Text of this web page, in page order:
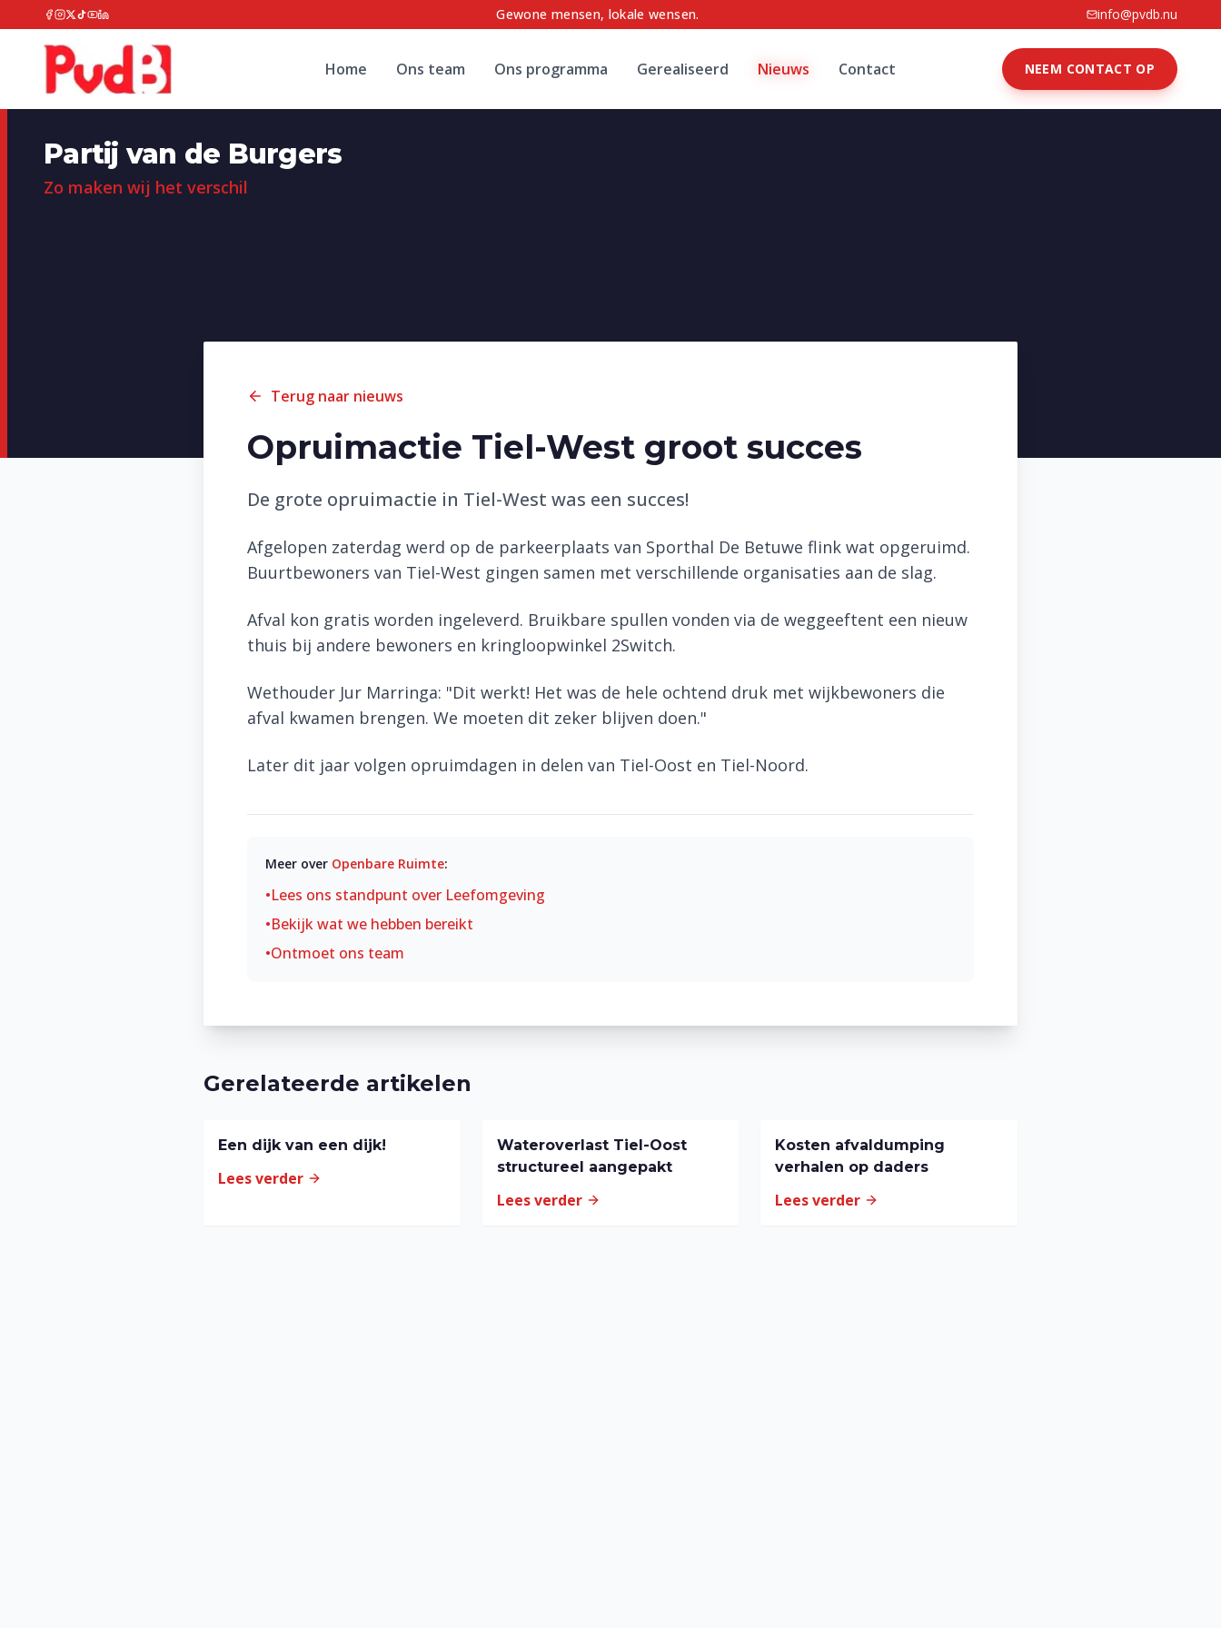
Gewone mensen, lokale wensen. info@pvdb.nu
Home Ons team Ons programma Gerealiseerd Nieuws Contact NEEM CONTACT OP
Partij van de Burgers
Zo maken wij het verschil
Terug naar nieuws
Opruimactie Tiel-West groot succes
De grote opruimactie in Tiel-West was een succes!
Afgelopen zaterdag werd op de parkeerplaats van Sporthal De Betuwe flink wat opgeruimd.
Buurtbewoners van Tiel-West gingen samen met verschillende organisaties aan de slag.
Afval kon gratis worden ingeleverd. Bruikbare spullen vonden via de weggeeftent een nieuw
thuis bij andere bewoners en kringloopwinkel 2Switch.
Wethouder Jur Marringa: "Dit werkt! Het was de hele ochtend druk met wijkbewoners die
afval kwamen brengen. We moeten dit zeker blijven doen."
Later dit jaar volgen opruimdagen in delen van Tiel-Oost en Tiel-Noord.
Meer over Openbare Ruimte:
•Lees ons standpunt over Leefomgeving
•Bekijk wat we hebben bereikt
•Ontmoet ons team
Gerelateerde artikelen
Een dijk van een dijk!
Lees verder
Wateroverlast Tiel-Oost
structureel aangepakt
Lees verder
Kosten afvaldumping
verhalen op daders
Lees verder